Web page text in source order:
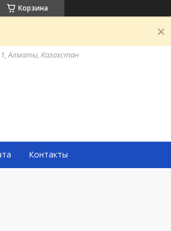
Корзина
Алматы, Казахстан
Контакты